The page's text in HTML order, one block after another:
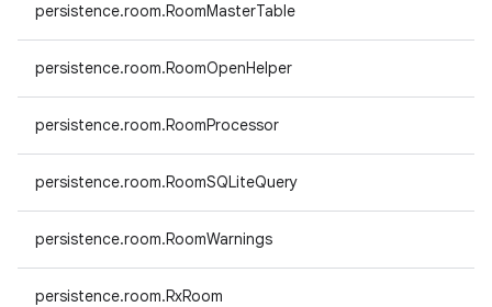
persistence.room.RoomMasterTable
persistence.room.RoomOpenHelper
persistence.room.RoomProcessor
persistence.room.RoomSQLiteQuery
persistence.room.RoomWarnings
persistence.room.RxRoom